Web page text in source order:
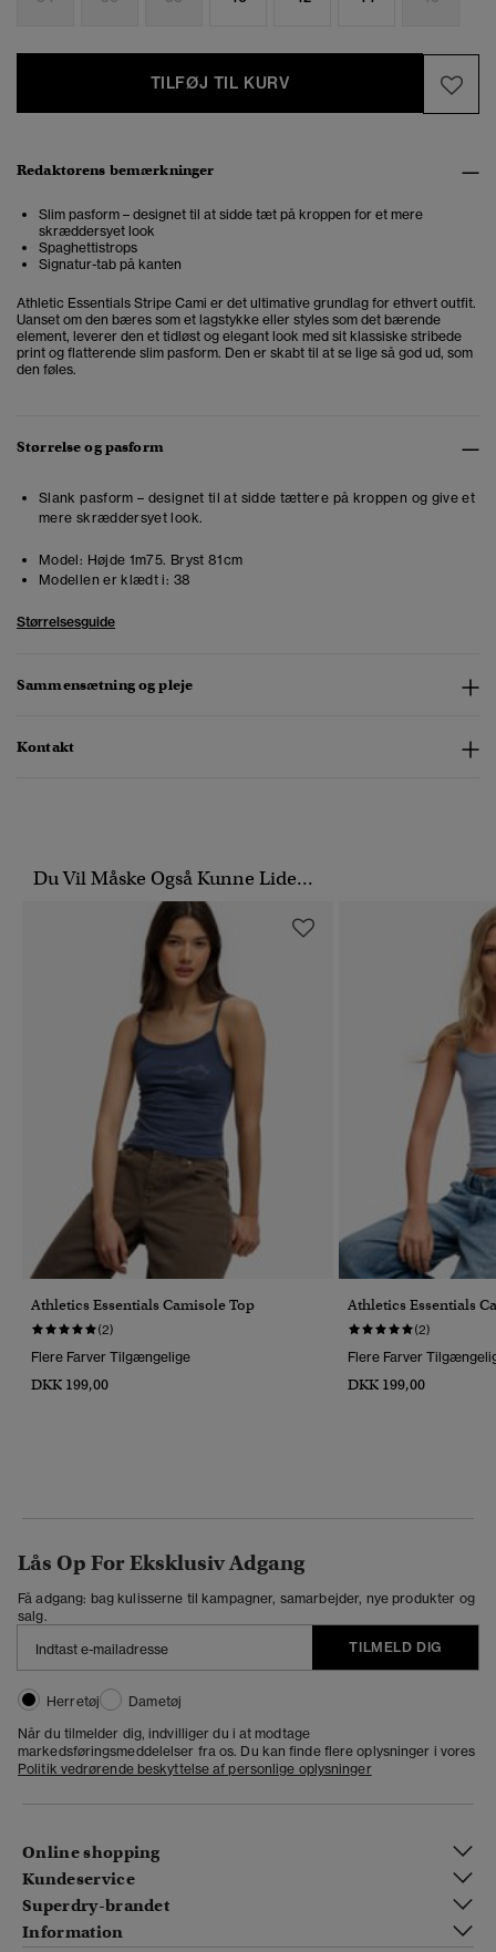
TILFØJ TIL KURV
Redaktørens bemærkninger
Slim pasform – designet til at sidde tæt på kroppen for et mere
skræddersyet look
Spaghettistrops
Signatur-tab på kanten
Athletic Essentials Stripe Cami er det ultimative grundlag for ethvert outfit.
Uanset om den bæres som et lagstykke eller styles som det bærende
element, leverer den et tidløst og elegant look med sit klassiske stribede
print og flatterende slim pasform. Den er skabt til at se lige så god ud, som
den føles.
Størrelse og pasform
Slank pasform – designet til at sidde tættere på kroppen og give et
mere skræddersyet look.
Model: Højde 1m75. Bryst 81cm
Modellen er klædt i: 38
Størrelsesguide
Sammensætning og pleje
Kontakt
Du Vil Måske Også Kunne Lide...
Athletics Essentials Camisole Top
(2)
Flere Farver Tilgængelige
DKK 199,00
Athletics Essentials
(2)
Flere Farver
DKK 199,00
Lås Op For Eksklusiv Adgang
Få adgang: bag kulisserne til kampagner, samarbejder, nye produkter og
salg.
TILMELD DIG
Herretøj
Dametøj
Når du tilmelder dig, indvilliger du i at modtage
markedsføringsmeddelelser fra os. Du kan finde flere oplysninger i vores
Politik vedrørende beskyttelse af personlige oplysninger
Online shopping
Kundeservice
Superdry-brandet
Information